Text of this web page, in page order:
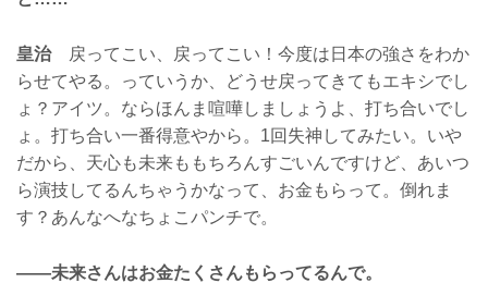
皇治戻ってこい、戻ってこい！今度は日本の強さをわか
らせてやる。っていうか、どうせ戻ってきてもエキシでし
ょ？アイツ。ならほんま喧嘩しましょうよ、打ち合いでし
ょ。打ち合い一番得意やから。1回失神してみたい。いや
だから、天心も未来ももちろんすごいんですけど、あいつ
ら演技してるんちゃうかなって、お金もらって。倒れま
す？あんなへなちょこパンチで。
——未来さんはお金たくさんもらってるんで。